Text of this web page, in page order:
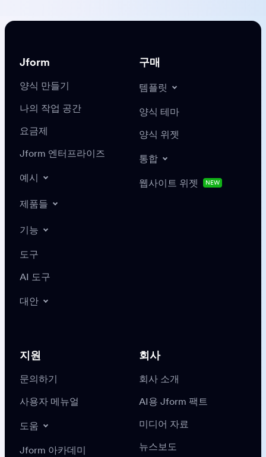
Jform
양식 만들기
나의 작업 공간
요금제
Jform 엔터프라이즈
예시
제품들
기능
도구
AI 도구
대안
구매
템플릿
양식 테마
양식 위젯
통합
웹사이트 위젯 NEW
지원
문의하기
사용자 메뉴얼
도움
Jform 아카데미
회사
회사 소개
AI용 Jform 팩트
미디어 자료
뉴스보도